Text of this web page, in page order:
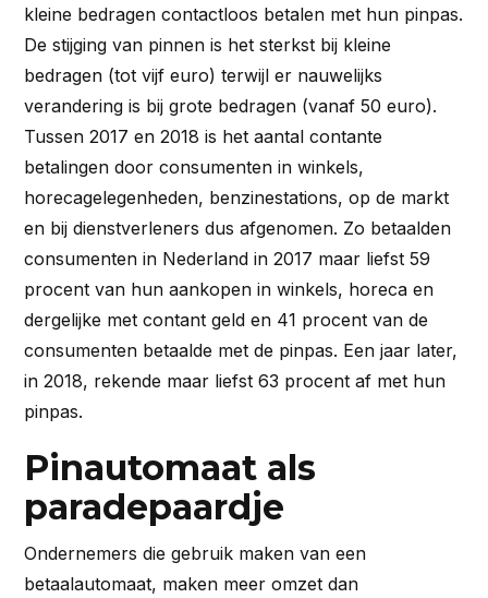
kleine bedragen contactloos betalen met hun pinpas.
De stijging van pinnen is het sterkst bij kleine
bedragen (tot vijf euro) terwijl er nauwelijks
verandering is bij grote bedragen (vanaf 50 euro).
Tussen 2017 en 2018 is het aantal contante
betalingen door consumenten in winkels,
horecagelegenheden, benzinestations, op de markt
en bij dienstverleners dus afgenomen. Zo betaalden
consumenten in Nederland in 2017 maar liefst 59
procent van hun aankopen in winkels, horeca en
dergelijke met contant geld en 41 procent van de
consumenten betaalde met de pinpas. Een jaar later,
in 2018, rekende maar liefst 63 procent af met hun
pinpas.
Pinautomaat als
paradepaardje
Ondernemers die gebruik maken van een
betaalautomaat, maken meer omzet dan